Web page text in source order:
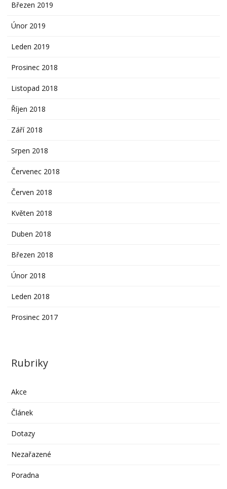
Březen 2019
Únor 2019
Leden 2019
Prosinec 2018
Listopad 2018
Říjen 2018
Září 2018
Srpen 2018
Červenec 2018
Červen 2018
Květen 2018
Duben 2018
Březen 2018
Únor 2018
Leden 2018
Prosinec 2017
Rubriky
Akce
Článek
Dotazy
Nezařazené
Poradna